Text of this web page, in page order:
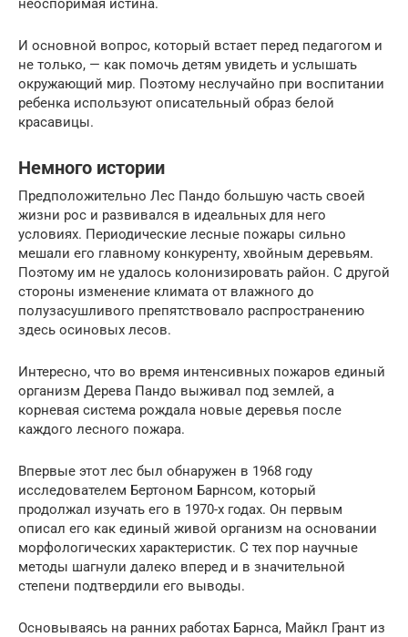
неоспоримая истина.
И основной вопрос, который встает перед педагогом и
не только, — как помочь детям увидеть и услышать
окружающий мир. Поэтому неслучайно при воспитании
ребенка используют описательный образ белой
красавицы.
Немного истории
Предположительно Лес Пандо большую часть своей
жизни рос и развивался в идеальных для него
условиях. Периодические лесные пожары сильно
мешали его главному конкуренту, хвойным деревьям.
Поэтому им не удалось колонизировать район. С другой
стороны изменение климата от влажного до
полузасушливого препятствовало распространению
здесь осиновых лесов.
Интересно, что во время интенсивных пожаров единый
организм Дерева Пандо выживал под землей, а
корневая система рождала новые деревья после
каждого лесного пожара.
Впервые этот лес был обнаружен в 1968 году
исследователем Бертоном Барнсом, который
продолжал изучать его в 1970-х годах. Он первым
описал его как единый живой организм на основании
морфологических характеристик. С тех пор научные
методы шагнули далеко вперед и в значительной
степени подтвердили его выводы.
Основываясь на ранних работах Барнса, Майкл Грант из